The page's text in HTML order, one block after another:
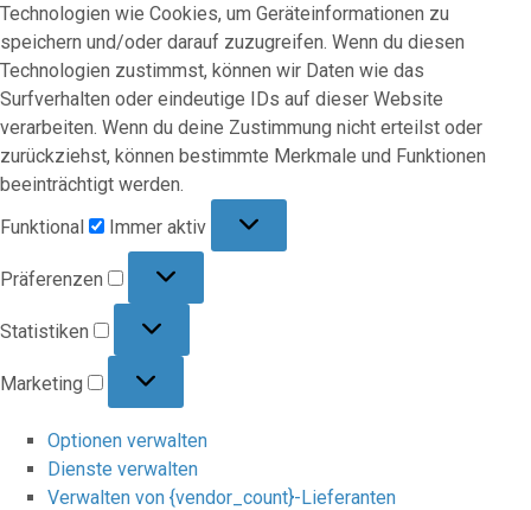
Technologien wie Cookies, um Geräteinformationen zu
speichern und/oder darauf zuzugreifen. Wenn du diesen
Technologien zustimmst, können wir Daten wie das
Surfverhalten oder eindeutige IDs auf dieser Website
verarbeiten. Wenn du deine Zustimmung nicht erteilst oder
zurückziehst, können bestimmte Merkmale und Funktionen
beeinträchtigt werden.
Funktional
Immer aktiv
Präferenzen
Statistiken
Marketing
Optionen verwalten
Dienste verwalten
Verwalten von {vendor_count}-Lieferanten